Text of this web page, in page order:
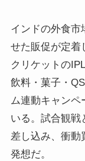
インドの外食市
せた販促が定着
クリケットの
飲料・菓子・
ム連動キャンペ
いる。試合観戦
差し込み、衝動
発想だ。